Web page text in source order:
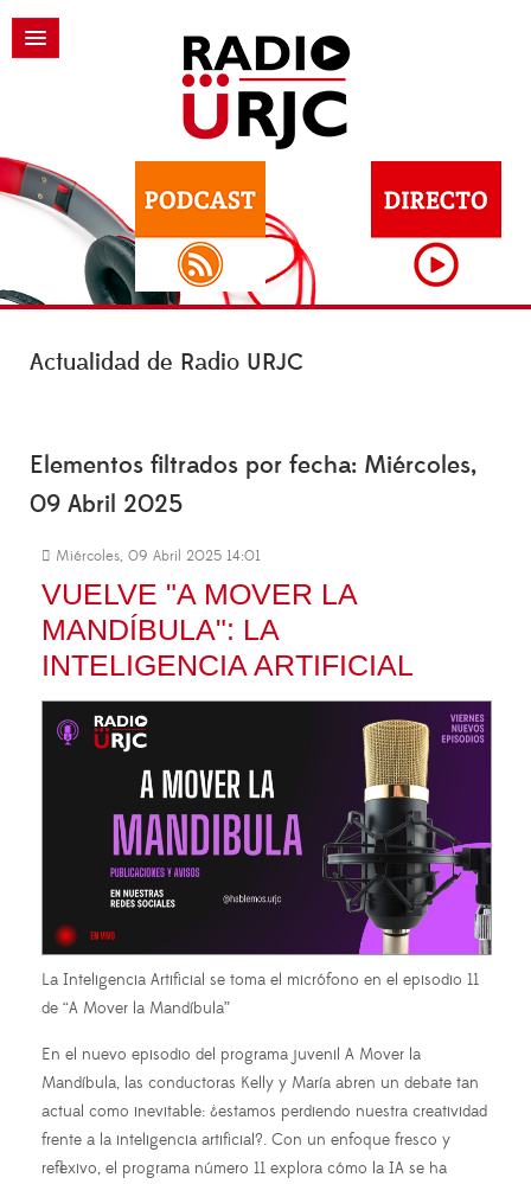
Actualidad de Radio URJC
Elementos filtrados por fecha: Miércoles,
09 Abril 2025
Miércoles, 09 Abril 2025 14:01
VUELVE "A MOVER LA
MANDÍBULA": LA
INTELIGENCIA ARTIFICIAL
La Inteligencia Artificial se toma el micrófono en el episodio 11
de “A Mover la Mandíbula”
En el nuevo episodio del programa juvenil A Mover la
Mandíbula, las conductoras Kelly y María abren un debate tan
actual como inevitable: ¿estamos perdiendo nuestra creatividad
frente a la inteligencia artificial?. Con un enfoque fresco y
reflexivo, el programa número 11 explora cómo la IA se ha